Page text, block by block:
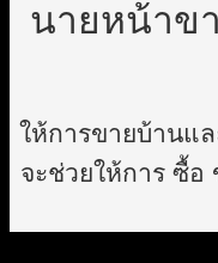
นายหน้าข
ให้การขายบ้านแล
จะช่วยให้การ ซื้อ